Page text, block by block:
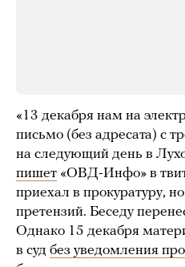
«13 декабря нам на
письмо (без адресата) с
на следующий день в
пишет «ОВД-Инфо» в
приехал в прокуратуру,
претензий. Беседу
Однако 15 декабря
в суд без уведомления